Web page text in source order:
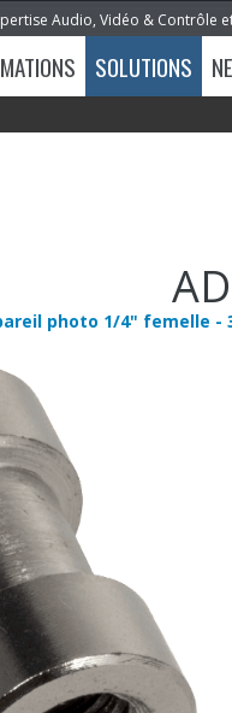
Audio, Vidéo & Contrôle
SOLUTIONS
photo 1/4" femelle -